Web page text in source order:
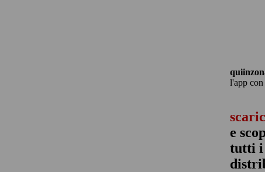
l'app
e
tutti i